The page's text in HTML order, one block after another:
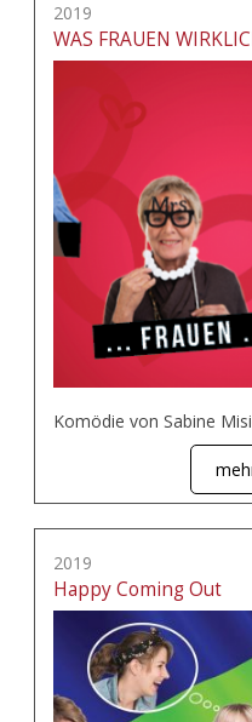
2019
WAS FRAUEN
Komödie von Sabine
2019
Happy Coming Out